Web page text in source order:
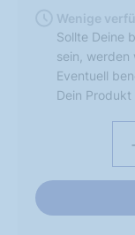
Wenige
Sollte Deine
sein, werden
Eventuell
Dein Produkt